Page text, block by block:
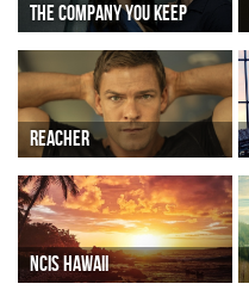
THE COMPANY YOU KEEP
REACHER
NCIS HAWAII